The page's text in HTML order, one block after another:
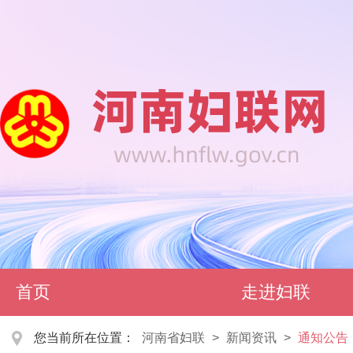
首页 走进妇联
您当前所在位置： 河南省妇联 > 新闻资讯 > 通知公告